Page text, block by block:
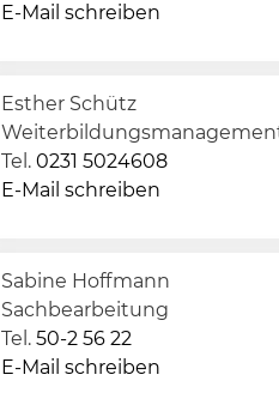
E-Mail schreiben
Esther Schütz
Tel. 0231 5024608
E-Mail schreiben
Sabine Hoffmann
Sachbearbeitung
Tel. 50-2 56 22
E-Mail schreiben